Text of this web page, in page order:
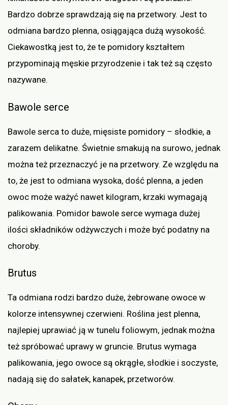
Bardzo dobrze sprawdzają się na przetwory. Jest to
odmiana bardzo plenna, osiągająca dużą wysokość.
Ciekawostką jest to, że te pomidory kształtem
przypominają męskie przyrodzenie i tak też są często
nazywane.
Bawole serce
Bawole serca to duże, mięsiste pomidory – słodkie, a
zarazem delikatne. Świetnie smakują na surowo, jednak
można też przeznaczyć je na przetwory. Ze względu na
to, że jest to odmiana wysoka, dość plenna, a jeden
owoc może ważyć nawet kilogram, krzaki wymagają
palikowania. Pomidor bawole serce wymaga dużej
ilości składników odżywczych i może być podatny na
choroby.
Brutus
Ta odmiana rodzi bardzo duże, żebrowane owoce w
kolorze intensywnej czerwieni. Roślina jest plenna,
najlepiej uprawiać ją w tunelu foliowym, jednak można
też spróbować uprawy w gruncie. Brutus wymaga
palikowania, jego owoce są okrągłe, słodkie i soczyste,
nadają się do sałatek, kanapek, przetworów.